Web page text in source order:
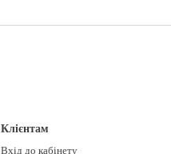
Клієнтам
Вхід до кабінету